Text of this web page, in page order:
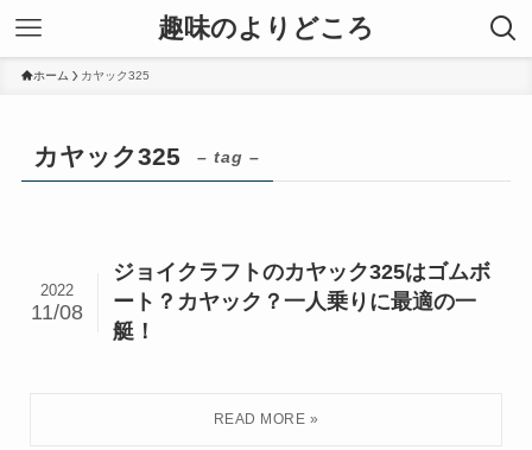
趣味のよりどころ
ホーム カヤック325
カヤック325 – tag –
ジョイクラフトのカヤック325はゴムボ
ート？カヤック？一人乗りに最適の一
艇！
2022
11/08